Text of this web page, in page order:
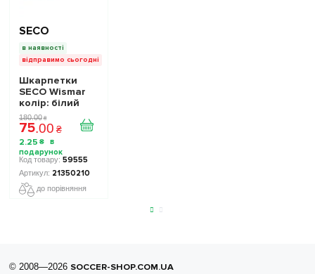
SECO
в наявності
відправимо сьогодні
Шкарпетки
SECO Wismar
колір: білий
180.00 ₴
75.00 ₴
2.25 ₴
59555
21350210
до порівняння
© 2008—2026 SOCCER-SHOP.COM.UA